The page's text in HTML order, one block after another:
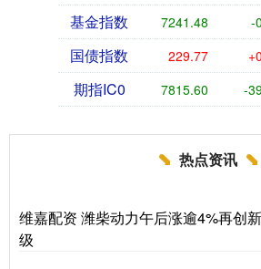
基金指数 7241.48 -
国债指数 229.77
期指IC0 7815.60 -
热点资讯
维嘉配资 潍柴动力午后涨逾4%再创
级